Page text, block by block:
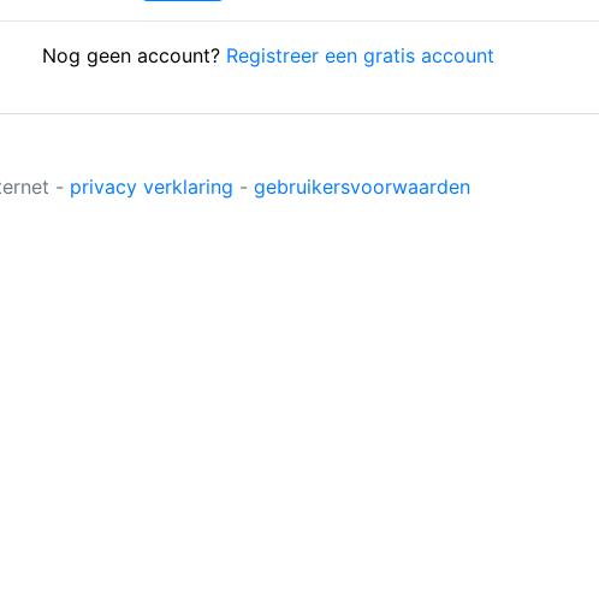
Nog geen account? Registreer een gratis account
- privacy verklaring - gebruikersvoorwaarden